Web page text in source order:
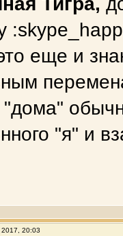
еще и
"я" и
2017, 20:03